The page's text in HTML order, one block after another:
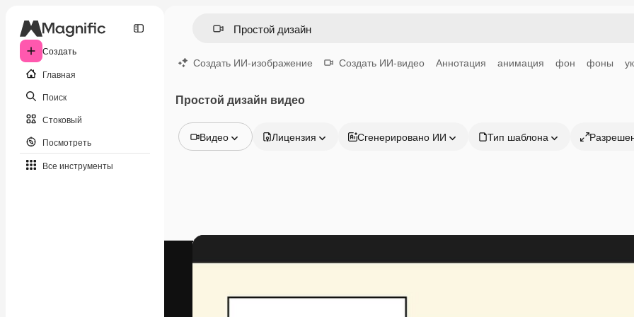
Создать
Главная
Поиск
Стоковый
Посмотреть
Все инструменты
Создать ИИ-изображение Создать ИИ-видео Аннотация анимация фон фоны
Простой дизайн видео
Видео
Видео
Моушн-дизайн
3D-модели
Лицензия Сгенерировано ИИ Тип шаблона